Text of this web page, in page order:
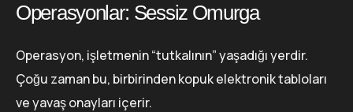
Operasyonlar: Sessiz Omurga
Operasyon, işletmenin “tutkalının” yaşadığı yerdir.
Çoğu zaman bu, birbirinden kopuk elektronik tabloları
ve yavaş onayları içerir.